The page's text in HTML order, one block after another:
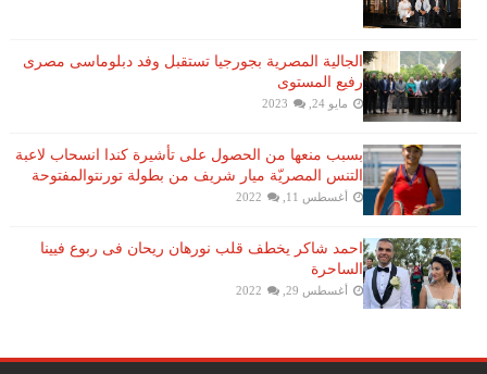
الجالية المصرية بجورجيا تستقبل وفد دبلوماسى مصرى
رفيع المستوى
مايو 24, 2023
بسبب منعها من الحصول على تأشيرة كندا انسحاب لاعبة ​
التنس​ المصريّة ​ميار شريف​ من بطولة ​تورنتو​المفتوحة
أغسطس 11, 2022
احمد شاكر يخطف قلب نورهان ريحان فى ربوع فيينا
الساحرة
أغسطس 29, 2022